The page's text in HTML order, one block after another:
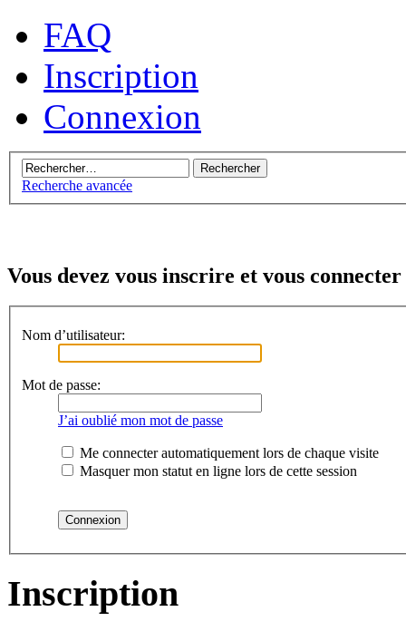
FAQ
Inscription
Connexion
Recherche avancée
Vous devez vous inscrire et vous
Nom d’utilisateur:
Mot de passe:
J’ai oublié mon mot de passe
Me connecter automatiquement lors de chaque visite
Masquer mon statut en ligne lors de cette session
Inscription